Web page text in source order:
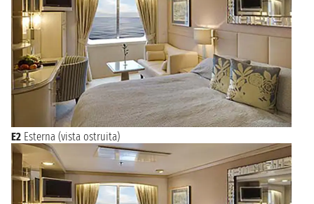
E2 Esterna (vista ostruita)